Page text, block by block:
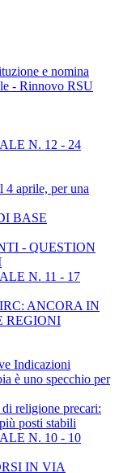
e nomina
- Rinnovo RSU
N. 12 - 24
4 aprile, per una
BASE
- QUESTION
N. 11 - 17
ANCORA IN
REGIONI
Indicazioni
è uno specchio per
religione precari:
posti stabili
N. 10 - 10
IN VIA